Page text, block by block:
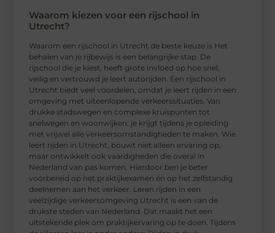
Waarom kiezen voor een rijschool in
Utrecht?
Waarom een ​​rijschool in Utrecht de beste keuze is Het
behalen van je rijbewijs is een belangrijke stap. De
rijschool die je kiest, heeft grote invloed op hoe snel,
veilig en vertrouwd je leert autorijden. Een rijschool in
Utrecht biedt veel voordelen, omdat je leert rijden in een
omgeving met uiteenlopende verkeerssituaties. Van
drukke stadswegen en complexe kruispunten tot
snelwegen en woonwijken: je krijgt tijdens je opleiding
met vrijwel alle verkeersomstandigheden te maken. Wie
leert rijden in Utrecht, bouwt niet alleen ervaring op,
maar ontwikkelt ook vaardigheden die overal in
Nederland van pas komen. Hierdoor ben je beter
voorbereid op het praktijkexamen én op het zelfstandig
deelnemen aan het verkeer. Leren rijden in een
veelzijdige verkeersomgeving Utrecht is een van de
drukste steden van Nederland. Dat maakt het een
uitstekende plek om praktijkervaring op te doen. Tijdens